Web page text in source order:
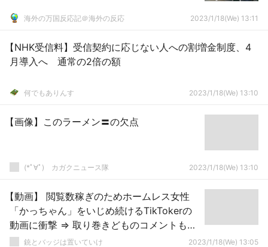
海外の万国反応記＠海外の反応 2023/1/18(We) 13:11
【NHK受信料】受信契約に応じない人への割増金制度、4
月導入へ 通常の2倍の額
何でもありんす 2023/1/18(We) 13:10
【画像】このラーメン〓の欠点
(*ﾟ∀ﾟ)ゞカガクニュース隊 2023/1/18(We) 13:10
【動画】 閲覧数稼ぎのためホームレス女性
「かっちゃん」をいじめ続けるTikTokerの
動画に衝撃 ⇒ 取り巻きどものコメントも地
獄 銃とバッジは置いていけ 2023/1/18(We) 13:05